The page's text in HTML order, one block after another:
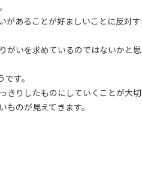
があることが好ましいことに反対す
いを求めているのではないかと思
す。
りしたものにしていくことが大切
のが見えてきます。